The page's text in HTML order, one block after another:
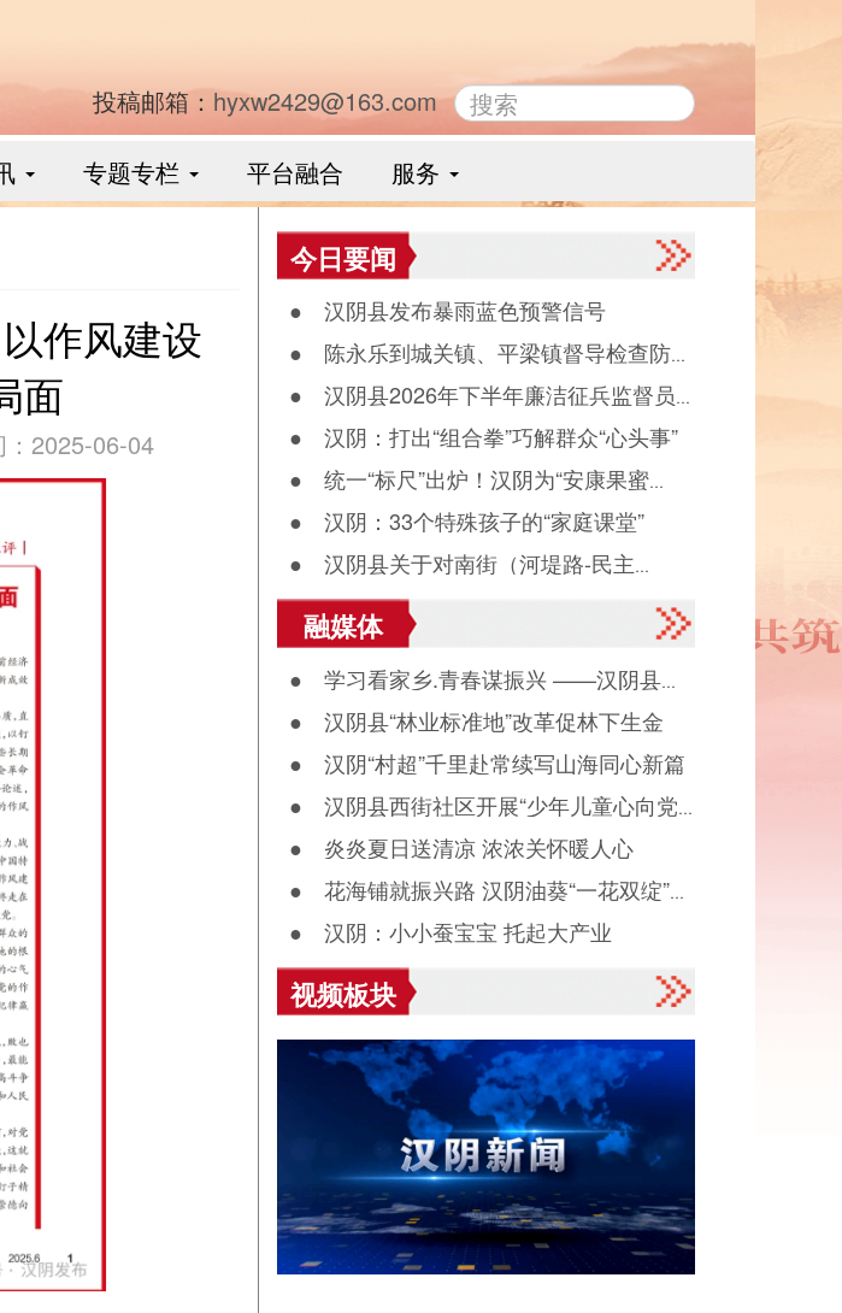
投稿邮箱： hyxw2429@163.com
专题专栏 平台融合 服务
作风建设
面
2025-06-04
今日要闻
● 汉阴县发布暴雨蓝色预警信号
● 陈永乐到城关镇、平梁镇督导检查防汛
工作
● 汉阴县2026年下半年廉洁征兵监督员
公示
● 汉阴：打出“组合拳”巧解群众“心头事”
● 统一“标尺”出炉！汉阴为“安康果蜜
红”品质护航 产业发展迈入规范化轨道
● 汉阴：33个特殊孩子的“家庭课堂”
● 汉阴县关于对南街（河堤路-民主
街）、民主街中段（南街口-解放街口）实
施交通管制的通告
融媒体
● 学习看家乡.青春谋振兴 ——汉阴县城
关镇组织返乡大学生看家乡、献良策、助发
展活动
● 汉阴县“林业标准地”改革促林下生金
● 汉阴“村超”千里赴常续写山海同心新篇
● 汉阴县西街社区开展“少年儿童心向党
诵读启智伴成长”主题活动
● 炎炎夏日送清凉 浓浓关怀暖人心
● 花海铺就振兴路 汉阴油葵“一花双绽”美
乡村富民业
● 汉阴：小小蚕宝宝 托起大产业
视频板块